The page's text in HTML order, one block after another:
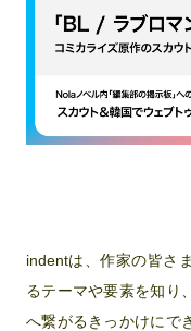
indentは、作家の皆さ
るテーマや要素を知り
へ繋がるきっかけにで